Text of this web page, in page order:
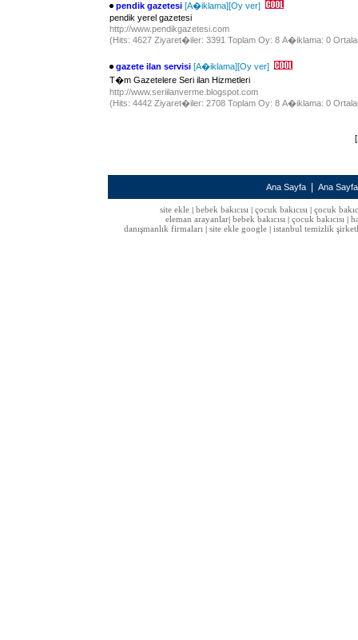
pendik gazetesi [A�iklama][Oy ver]
pendik yerel gazetesi
http://www.pendikgazetesi.com
(Hits: 4627 Ziyaret�iler: 3391 Toplam Oy: 8 A�iklama: 0
gazete ilan servisi [A�iklama][Oy ver]
T�m Gazetelere Seri ilan Hizmetleri
http://www.seriilanverme.blogspot.com
(Hits: 4442 Ziyaret�iler: 2708 Toplam Oy: 8 A�iklama: 0
[
Ana Sayfa Ana
site ekle| bebek bakıcısı| çocuk bakıcısı| çocuk
eleman arayanlar bebek bakıcısı çocuk bakıcısı
danışmanlık firmaları
site ekle google istanbul temizlik